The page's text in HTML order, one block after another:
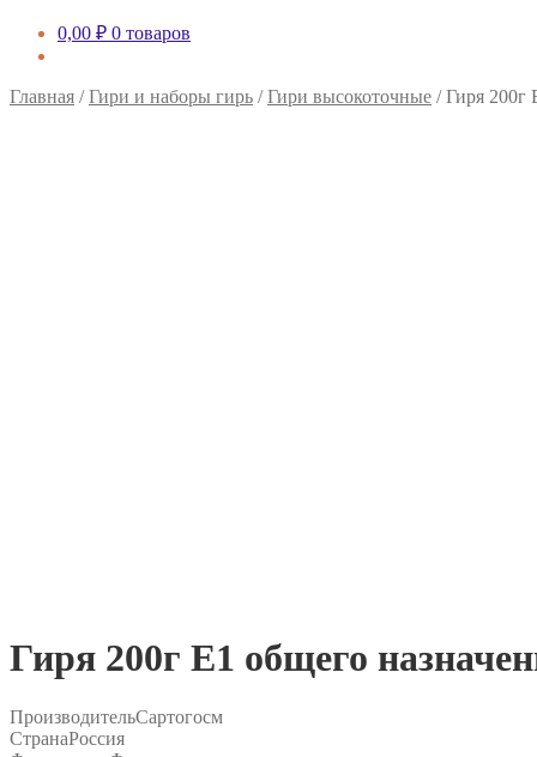
0,00 ₽ 0 товаров
Главная /Гири и наборы гирь /Гири высокоточные /Гиря 200г
Гиря 200г E1 общего
ПроизводительСартогосм
СтранаРоссия